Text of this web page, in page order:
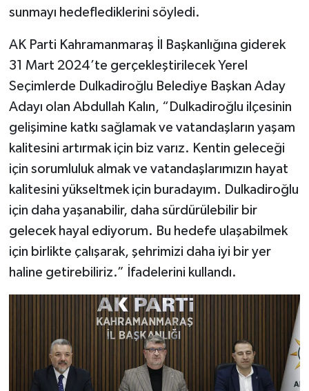
sunmayı hedeflediklerini söyledi.
AK Parti Kahramanmaraş İl Başkanlığına giderek
31 Mart 2024’te gerçekleştirilecek Yerel
Seçimlerde Dulkadiroğlu Belediye Başkan Aday
Adayı olan Abdullah Kalın, “Dulkadiroğlu ilçesinin
gelişimine katkı sağlamak ve vatandaşların yaşam
kalitesini artırmak için biz varız. Kentin geleceği
için sorumluluk almak ve vatandaşlarımızın hayat
kalitesini yükseltmek için buradayım. Dulkadiroğlu
için daha yaşanabilir, daha sürdürülebilir bir
gelecek hayal ediyorum. Bu hedefe ulaşabilmek
için birlikte çalışarak, şehrimizi daha iyi bir yer
haline getirebiliriz.” İfadelerini kullandı.